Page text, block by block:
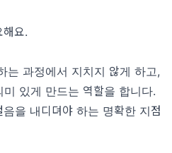
요.
는 과정에서 지치지 않게 하고,
있게 만드는 역할을 합니다.
을 내디뎌야 하는 명확한 지점